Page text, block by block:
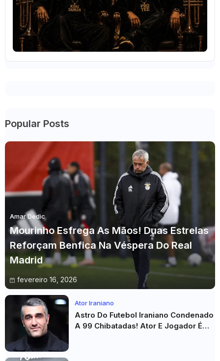
Popular Posts
Amar Dedic
Mourinho Esfrega As Mãos! Duas Estrelas
Reforçam Benfica Na Véspera Do Real
Madrid
fevereiro 16, 2026
Ator Iraniano
Astro Do Futebol Iraniano Condenado
A 99 Chibatadas! Ator E Jogador É